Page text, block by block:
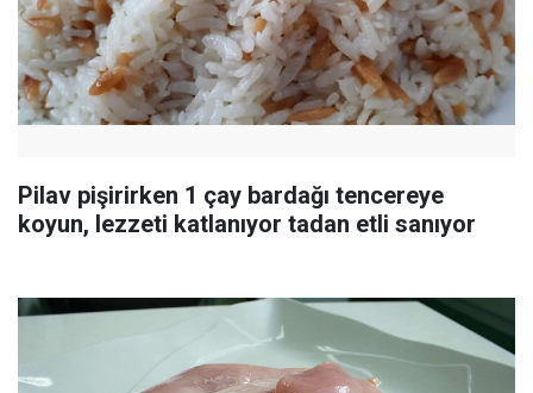
Pilav pişirirken 1 çay bardağı tencereye
koyun, lezzeti katlanıyor tadan etli sanıyor